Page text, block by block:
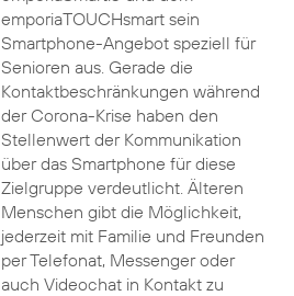
emporiaTOUCHsmart sein
Smartphone-Angebot speziell für
Senioren aus. Gerade die
Kontaktbeschränkungen während
der Corona-Krise haben den
Stellenwert der Kommunikation
über das Smartphone für diese
Zielgruppe verdeutlicht. Älteren
Menschen gibt die Möglichkeit,
jederzeit mit Familie und Freunden
per Telefonat, Messenger oder
auch Videochat in Kontakt zu